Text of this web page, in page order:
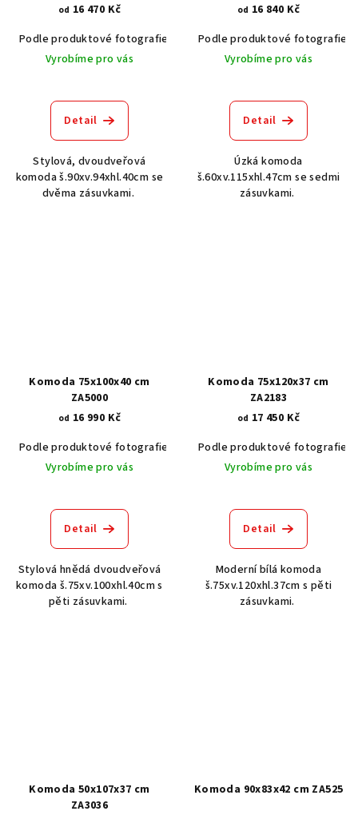
od 16 470 Kč
Podle produktové fotografie
Akát vintage BT1551
Dub světlý
Vyrobíme pro vás
Detail
Stylová, dvoudveřová
komoda š.90xv.94xhl.40cm se
dvěma zásuvkami.
od 16 840 Kč
Podle produktové fotografie
Vyrobíme pro vás
Detail
Úzká komoda
š.60xv.115xhl.47cm se sedmi
zásuvkami.
Komoda 75x100x40 cm
ZA5000
od 16 990 Kč
Podle produktové fotografie
Akát vintage BT1551
Ořech
Vyrobíme pro vás
Detail
Stylová hnědá dvoudveřová
komoda š.75xv.100xhl.40cm s
pěti zásuvkami.
Komoda 75x120x37 cm
ZA2183
od 17 450 Kč
Podle produktové fotografie
Vyrobíme pro vás
Detail
Moderní bílá komoda
š.75xv.120xhl.37cm s pěti
zásuvkami.
Komoda 50x107x37 cm
ZA3036
Komoda 90x83x42 cm ZA525